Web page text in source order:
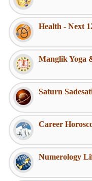
Health - Next
Manglik Yoga
Saturn
Career
Numerology